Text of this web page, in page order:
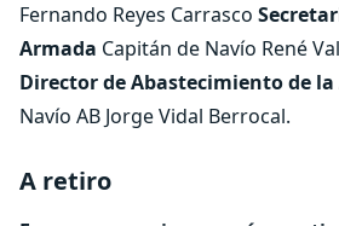
Fernando Reyes Carrasco
Armada Capitán de Navío René
Director de Abastecimiento de
Navío AB Jorge Vidal Berrocal.
A retiro